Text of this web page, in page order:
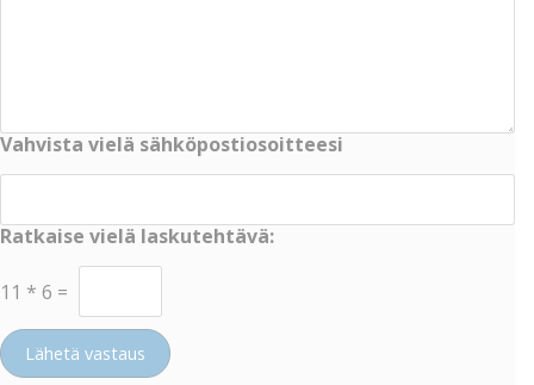
Vahvista vielä sähköpostiosoitteesi
Ratkaise vielä laskutehtävä:
11 * 6 =
Lähetä vastaus